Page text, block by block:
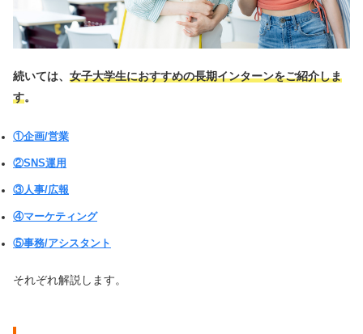
続いては、 女子大学生におすすめの長期インターンをご紹介しま
す。
①企画/営業
②SNS運用
③人事/広報
④マーケティング
⑤事務/アシスタント
それぞれ解説します。